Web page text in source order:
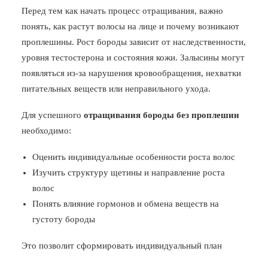
Перед тем как начать процесс отращивания, важно
понять, как растут волосы на лице и почему возникают
проплешины. Рост бороды зависит от наследственности,
уровня тестостерона и состояния кожи. Залысины могут
появляться из-за нарушения кровообращения, нехватки
питательных веществ или неправильного ухода.
Для успешного отращивания бороды без проплешин
необходимо:
Оценить индивидуальные особенности роста волос
Изучить структуру щетины и направление роста
волос
Понять влияние гормонов и обмена веществ на
густоту бороды
Это позволит сформировать индивидуальный план